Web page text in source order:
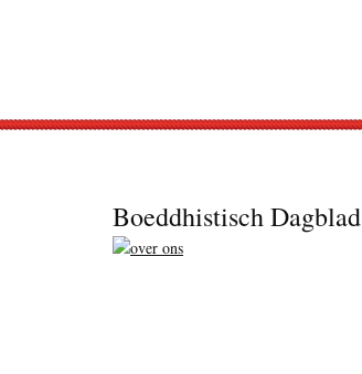
Boeddhistisch Dagblad